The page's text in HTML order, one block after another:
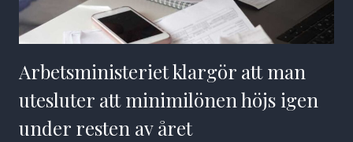
Arbetsministeriet klargör att man
utesluter att minimilönen höjs igen
under resten av året